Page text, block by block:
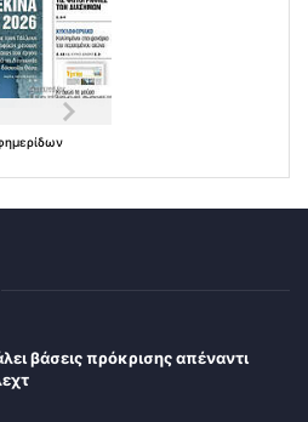
βάσεις πρόκρισης απέναντι